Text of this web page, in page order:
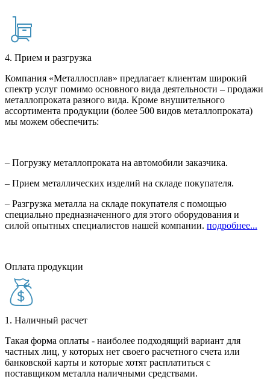
4. Прием и разгрузка
Компания «Металлосплав» предлагает клиентам широкий
спектр услуг помимо основного вида деятельности – продажи
металлопроката разного вида. Кроме внушительного
ассортимента продукции (более 500 видов металлопроката)
мы можем обеспечить:
– Погрузку металлопроката на автомобили заказчика.
– Прием металлических изделий на складе покупателя.
– Разгрузка металла на складе покупателя с помощью
специально предназначенного для этого оборудования и
силой опытных специалистов нашей компании. подробнее...
Оплата продукции
1. Наличный расчет
Такая форма оплаты - наиболее подходящий вариант для
частных лиц, у которых нет своего расчетного счета или
банковской карты и которые хотят расплатиться с
поставщиком металла наличными средствами.